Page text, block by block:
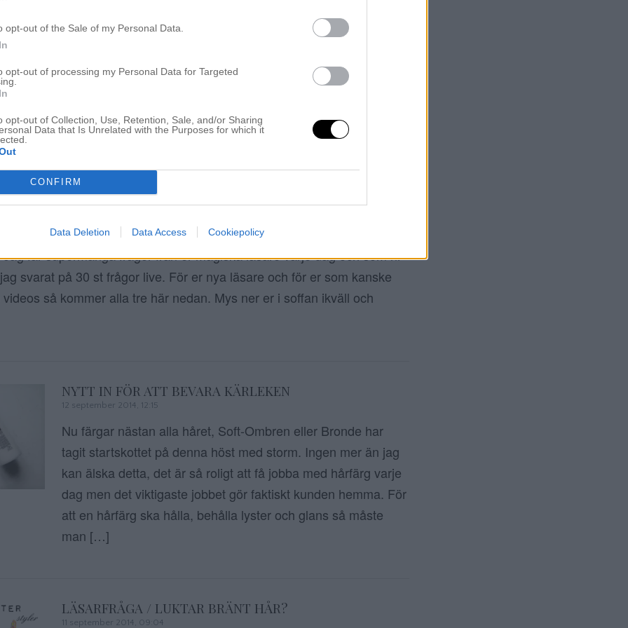
opt-out of the Sale of my Personal Data.
opt-out of processing my Personal Data for Targeted
opt-out of Collection, Use, Retention, Sale, and/or Sharing
Data that Is Unrelated with the Purposes for which it
CONFIRM
Data Deletion Data Access Cookiepolicy
13 september 2014, 08:30
otroligt tryck och det är så roligt att skapa dessa fina hår på
lägger inte ut alla mina för/efter bilder här, så vill ni hålla koll
får supermånga frågor från er magiska läsare varje dag och som ni
svarat på 30 st frågor live. För er nya läsare och för er som kanske
så kommer alla tre här nedan. Mys ner er i soffan ikväll och
NYTT IN FÖR ATT BEVARA KÄRLEKEN
12 september 2014, 12:15
Nu färgar nästan alla håret, Soft-Ombren eller Bronde har
tagit startskottet på denna höst med storm. Ingen mer än jag
kan älska detta, det är så roligt att få jobba med hårfärg varje
dag men det viktigaste jobbet gör faktiskt kunden hemma. För
att en hårfärg ska hålla, behålla lyster och glans så måste
man […]
LÄSARFRÅGA / LUKTAR BRÄNT HÅR?
11 september 2014, 09:04